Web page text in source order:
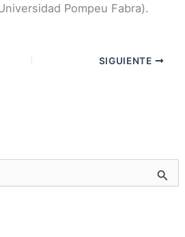
Pompeu Fabra).
SIGUIENTE